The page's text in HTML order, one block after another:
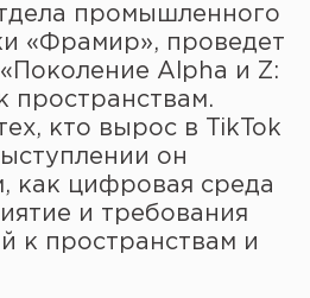
промышленного
«Фрамир», проведет
Alpha и Z:
пространствам.
кто вырос в TikTok
он
как цифровая среда
и требования
к пространствам и